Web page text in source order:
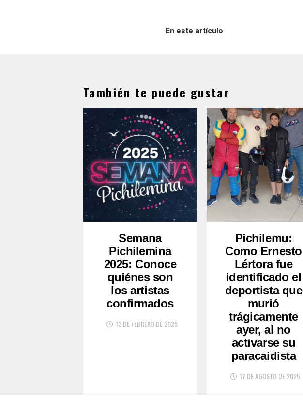
En este artículo
También te puede gustar
Semana
Pichilemina
2025: Conoce
quiénes son
los artistas
confirmados
13 DE FEBRERO DE 2025
Pichilemu:
Como Ernesto
Lértora fue
identificado el
deportista que
murió
trágicamente
ayer, al no
activarse su
paracaidista
17 DE AGOSTO DE 2025